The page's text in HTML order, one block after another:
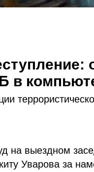
в
на выездном
Уварова за